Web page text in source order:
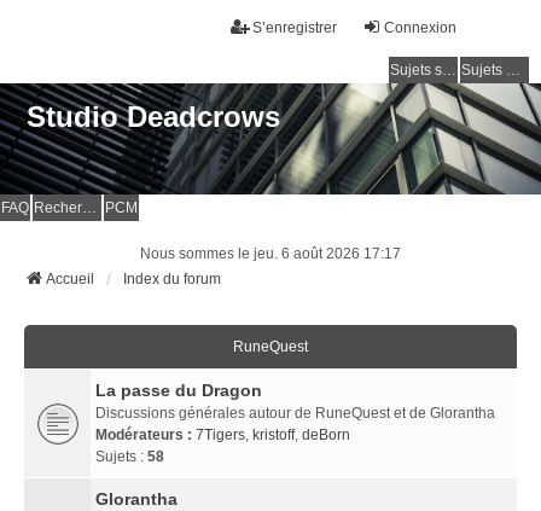
Connexion
S’enregistrer
Sujets sans réponse Sujets actifs
Studio Deadcrows
FAQ Rechercher PCM
Nous sommes le jeu. 6 août 2026 17:17
Accueil
Index du forum
RuneQuest
La passe du Dragon
Discussions générales autour de RuneQuest et de Glorantha
Modérateurs : 7Tigers, kristoff, deBorn
Sujets : 58
Glorantha